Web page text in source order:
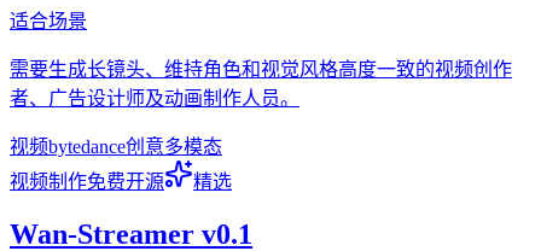
适合场景
需要生成长镜头、维持角色和视觉风格高度一致的视频创作
者、广告设计师及动画制作人员。
视频bytedance创意多模态
视频制作免费开源 精选
Wan-Streamer v0.1